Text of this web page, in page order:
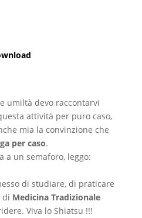
umiltà devo raccontarvi
attività per puro caso,
mia la convinzione che
per caso.
a un semaforo, leggo:
di studiare, di praticare
di Medicina Tradizionale
Viva lo Shiatsu !!!